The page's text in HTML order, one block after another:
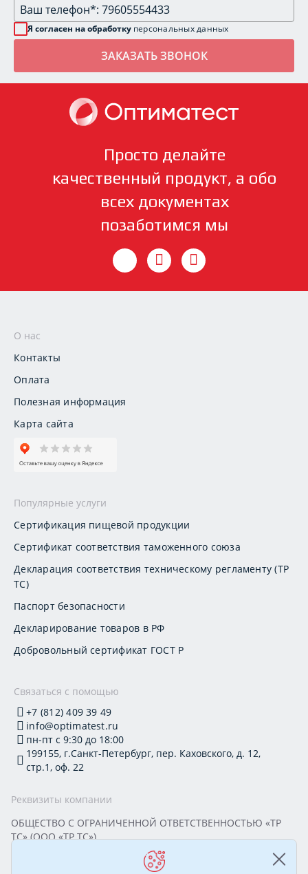
Я согласен на обработку персональных данных
Просто делайте
качественный продукт, а обо
всех документах
позаботимся мы
О нас
Контакты
Оплата
Полезная информация
Карта сайта
Популярные услуги
Сертификация пищевой продукции
Сертификат соответствия таможенного союза
Декларация соответствия техническому регламенту (ТР
ТС)
Паспорт безопасности
Декларирование товаров в РФ
Добровольный сертификат ГОСТ Р
Связаться с помощью
+7 (812) 409 39 49
info@optimatest.ru
пн-пт с 9:30 до 18:00
199155, г.Санкт-Петербург, пер. Каховского, д. 12,
стр.1, оф. 22
Реквизиты компании
ОБЩЕСТВО С ОГРАНИЧЕННОЙ ОТВЕТСТВЕННОСТЬЮ «ТР
ТС» (ООО «ТР ТС»)
Юридический адрес: 199155, г. Санкт-Петербург, пер.
Каховского, д. 12, стр. 1, помещение 22-Н